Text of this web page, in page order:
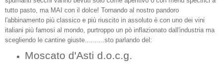
tutto pasto, ma MAI con il dolce! Tornando al nostro pandoro
l'abbinamento più classico e più riuscito in assoluto è con uno dei vini
italiani più famosi al mondo, purtroppo un pò inflazionato dall'industria ma
scegliendo le cantine giuste..........sto parlando del:
Moscato d'Asti d.o.c.g.